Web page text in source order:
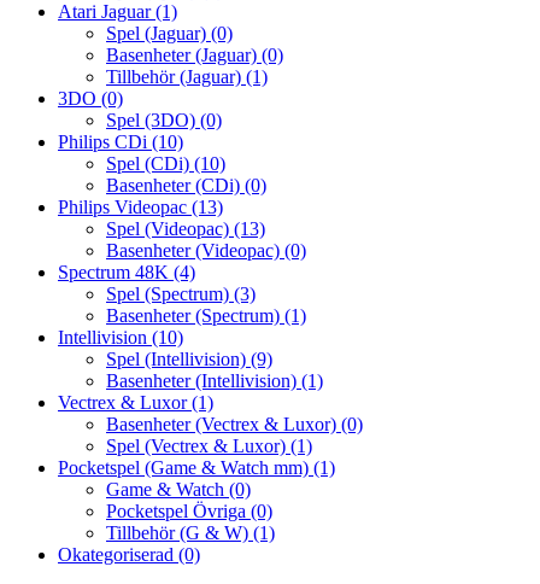
Atari Jaguar(1)
Spel (Jaguar) (0)
Basenheter (Jaguar) (0)
Tillbehör (Jaguar) (1)
3DO (0)
Spel (3DO) (0)
Philips CDi (10)
Spel (CDi) (10)
Basenheter (CDi) (0)
Philips Videopac (13)
Spel (Videopac) (13)
Basenheter (Videopac) (0)
Spectrum 48K (4)
Spel (Spectrum) (3)
Basenheter (Spectrum) (1)
Intellivision (10)
Spel (Intellivision) (9)
Basenheter (Intellivision) (1)
Vectrex & Luxor(1)
Basenheter (Vectrex & Luxor) (0)
Spel (Vectrex & Luxor) (1)
Pocketspel (Game & Watch mm) (1)
Game & Watch (0)
Pocketspel Övriga (0)
Tillbehör (G & W) (1)
Okategoriserad (0)